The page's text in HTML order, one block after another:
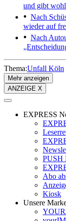
und gibt
Nach
wieder auf
Nach
Thema:Unfall Köln
Mehr anzeigen
ANZEIGE X
EXPRESS
PUSH
Abo
Kiosk
Unsere